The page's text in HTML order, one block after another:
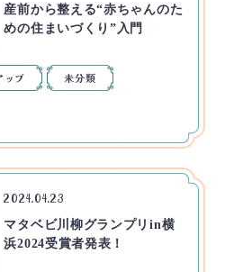
産前から整える“赤ちゃんのた
めの住まいづくり”入門
ップ 未分類
2024.04.23
マタベビ川柳グランプリin横
浜2024受賞者発表！